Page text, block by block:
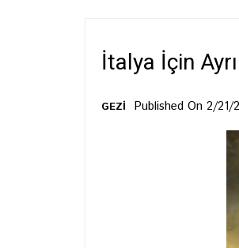
İtalya İçin
GEZİ Published On 2/21/